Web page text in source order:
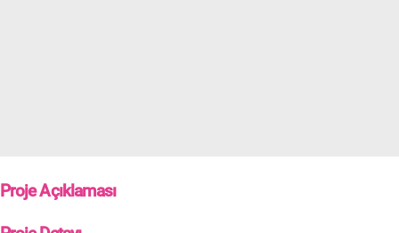
Proje Açıklaması